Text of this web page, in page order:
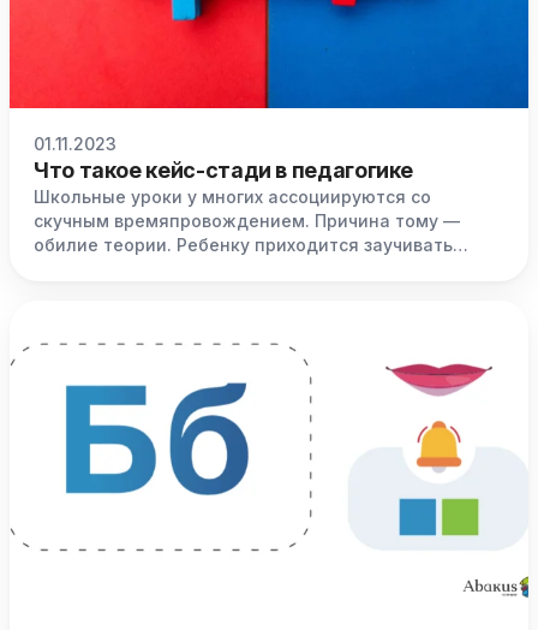
01.11.2023
Что такое кейс-стади в педагогике
Школьные уроки у многих ассоциируются со
скучным времяпровождением. Причина тому —
обилие теории. Ребенку приходится заучивать